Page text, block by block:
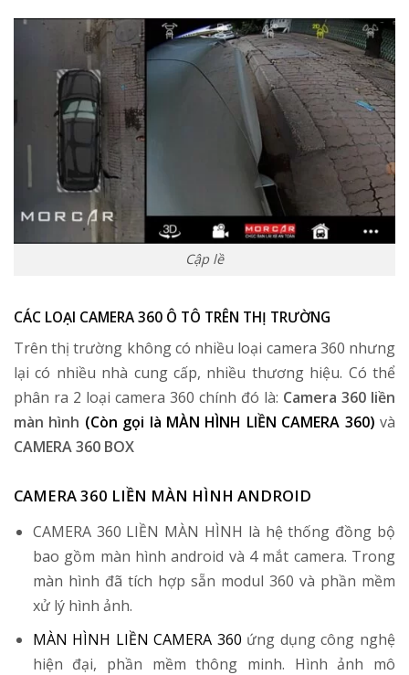
Cập lề
CÁC LOẠI CAMERA 360 Ô TÔ TRÊN THỊ TRƯỜNG
Trên thị trường không có nhiều loại camera 360 nhưng
lại có nhiều nhà cung cấp, nhiều thương hiệu. Có thể
phân ra 2 loại camera 360 chính đó là: Camera 360 liền
màn hình (Còn gọi là MÀN HÌNH LIỀN CAMERA 360) và
CAMERA 360 BOX
CAMERA 360 LIỀN MÀN HÌNH ANDROID
CAMERA 360 LIỀN MÀN HÌNH là hệ thống đồng bộ
bao gồm màn hình android và 4 mắt camera. Trong
màn hình đã tích hợp sẵn modul 360 và phần mềm
xử lý hình ảnh.
MÀN HÌNH LIỀN CAMERA 360 ứng dụng công nghệ
hiện đại, phần mềm thông minh. Hình ảnh mô